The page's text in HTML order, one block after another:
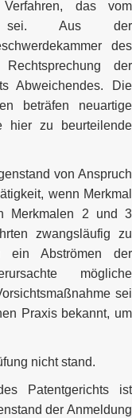
das vom
sei. Aus der
des
der
Abweichendes. Die
beträfen neuartige
hier zu beurteilende
von Anspruch
wenn Merkmal
Merkmalen 2 und 3
zwangsläufig zu
ein Abströmen der
mögliche
sei
Praxis bekannt, um
nicht stand.
Patentgerichts ist
der Anmeldung